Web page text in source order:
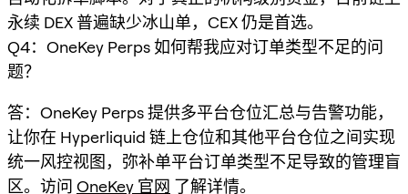
永续 DEX 普遍缺少冰山单，CEX 仍是首选。
Q4：OneKey Perps 如何帮我应对订单类型不足的问
题？
答：OneKey Perps 提供多平台仓位汇总与告警功能，
让你在 Hyperliquid 链上仓位和其他平台仓位之间实现
统一风控视图，弥补单平台订单类型不足导致的管理盲
区。访问 OneKey 官网 了解详情。